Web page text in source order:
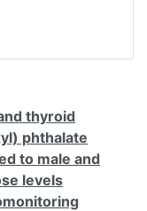
thyroid
phthalate
to male and
levels